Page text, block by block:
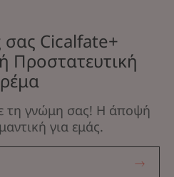
σας Cicalfate+
Προστατευτική
τη γνώμη σας! Η άποψή
για εμάς.